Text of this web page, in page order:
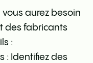
aurez besoin
des fabricants
:
: Identifiez des